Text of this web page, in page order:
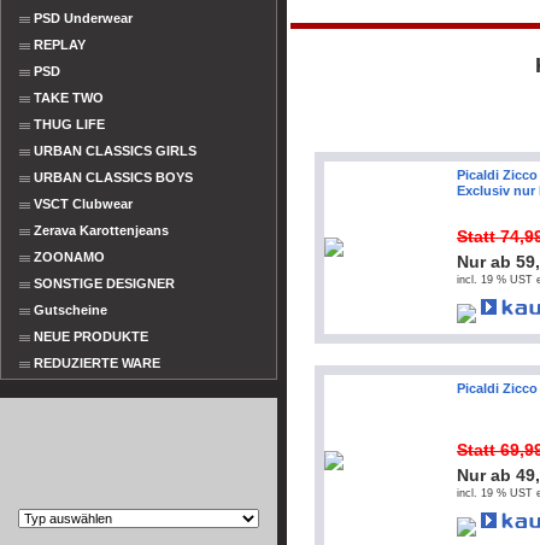
PSD Underwear
REPLAY
PSD
TAKE TWO
THUG LIFE
URBAN CLASSICS GIRLS
URBAN CLASSICS BOYS
VSCT Clubwear
Zerava Karottenjeans
ZOONAMO
SONSTIGE DESIGNER
Gutscheine
NEUE PRODUKTE
REDUZIERTE WARE
Picaldi Zicco
Exclusiv nur
Statt
Nur ab
incl. 19 % UST
Picaldi Zicco
Statt
Nur ab
incl. 19 % UST